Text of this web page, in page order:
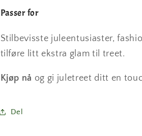
Passer for
Stilbevisste juleentusiaster,
tilføre litt ekstra glam til treet.
Kjøp nå og gi juletreet ditt en
Del